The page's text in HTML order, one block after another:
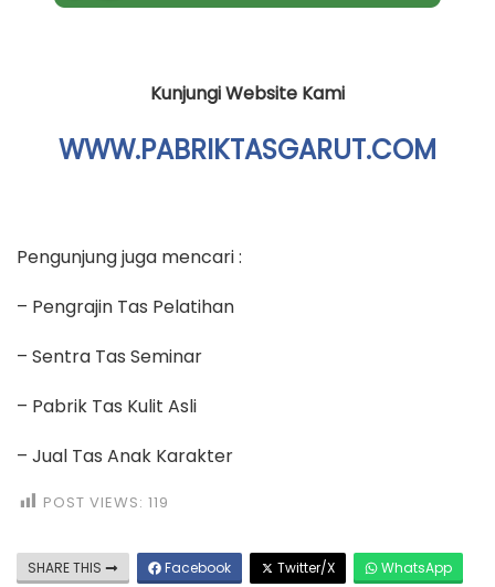
Kunjungi Website Kami
WWW.PABRIKTASGARUT.COM
Pengunjung juga mencari :
– Pengrajin Tas Pelatihan
– Sentra Tas Seminar
– Pabrik Tas Kulit Asli
– Jual Tas Anak Karakter
POST VIEWS: 119
SHARE THIS Facebook Twitter/X WhatsApp